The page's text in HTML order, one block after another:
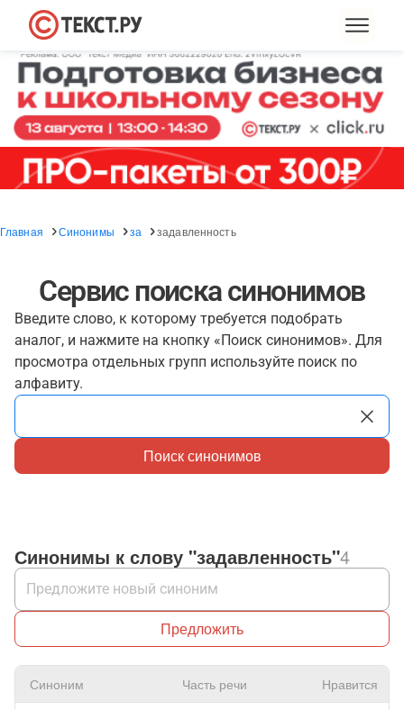
Главная Синонимы за задавленность
Сервис поиска синонимов
Введите слово, к которому требуется подобрать
аналог, и нажмите на кнопку «Поиск синонимов». Для
просмотра отдельных групп используйте поиск по
алфавиту.
Поиск синонимов
Синонимы к слову "задавленность"4
Предложить
Синоним Часть речи Нравится